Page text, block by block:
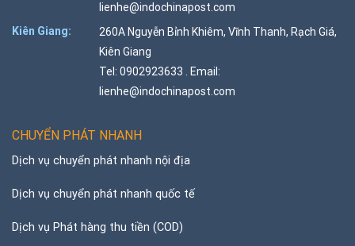
lienhe@indochinapost.com
Kiên Giang:
260A Nguyễn Bỉnh Khiêm, Vĩnh Thanh, Rạch Giá,
Kiên Giang
Tel: 0902923633 . Email:
lienhe@indochinapost.com
CHUYỂN PHÁT NHANH
Dịch vụ chuyển phát nhanh nội địa
Dịch vụ chuyển phát nhanh quốc tế
Dịch vụ Phát hàng thu tiền (COD)